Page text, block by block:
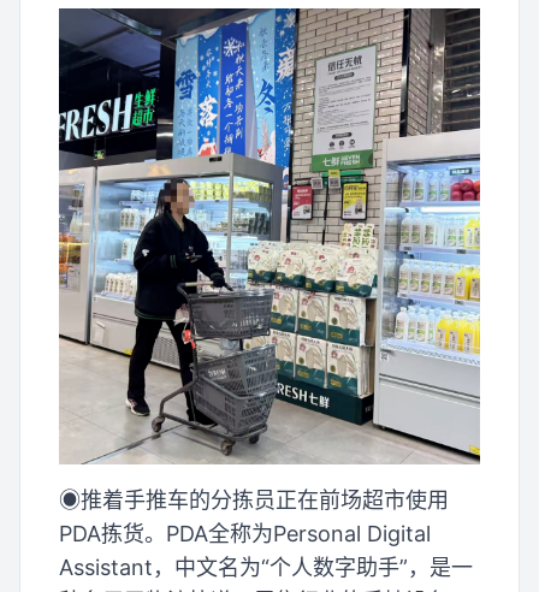
◉推着手推车的分拣员正在前场超市使用
PDA拣货。PDA全称为Personal Digital
Assistant，中文名为“个人数字助手”，是一